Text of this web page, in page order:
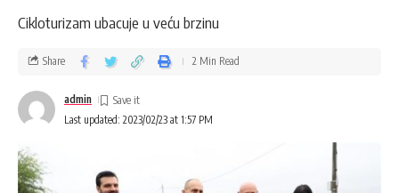
Cikloturizam ubacuje u veću brzinu
Last updated: 2023/02/23 at 1:57 PM
admin
Share 2 Min Read